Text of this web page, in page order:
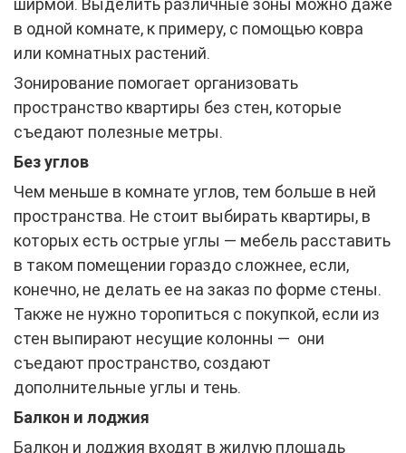
ширмой. Выделить различные зоны можно даже
в одной комнате, к примеру, с помощью ковра
или комнатных растений.
Зонирование помогает организовать
пространство квартиры без стен, которые
съедают полезные метры.
Без углов
Чем меньше в комнате углов, тем больше в ней
пространства. Не стоит выбирать квартиры, в
которых есть острые углы — мебель расставить
в таком помещении гораздо сложнее, если,
конечно, не делать ее на заказ по форме стены.
Также не нужно торопиться с покупкой, если из
стен выпирают несущие колонны — они
съедают пространство, создают
дополнительные углы и тень.
Балкон и лоджия
Балкон и лоджия входят в жилую площадь